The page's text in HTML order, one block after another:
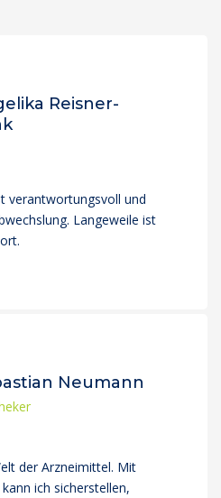
Reisner-
verantwortungsvoll und
Langeweile ist
Neumann
der Arzneimittel. Mit
ich sicherstellen,